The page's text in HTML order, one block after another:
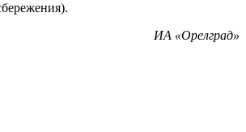
ИА «Орелград»